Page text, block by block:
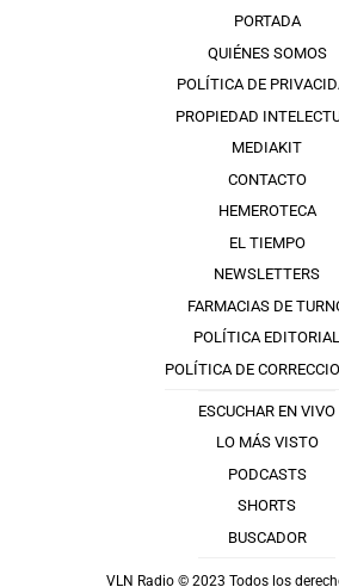
PORTADA
QUIÉNES SOMOS
POLÍTICA DE
PROPIEDAD
MEDIAKIT
CONTACTO
HEMEROTECA
EL TIEMPO
NEWSLETTERS
FARMACIAS DE
POLÍTICA EDITORIAL
POLÍTICA DE
ESCUCHAR EN VIVO
LO MÁS VISTO
PODCASTS
SHORTS
BUSCADOR
VLN Radio © 2023 Todos los